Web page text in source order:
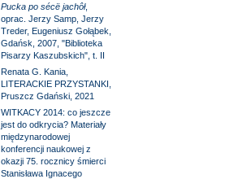
Pucka po sécë jachôł,
oprac. Jerzy Samp, Jerzy
Treder, Eugeniusz Gołąbek,
Gdańsk, 2007, "Biblioteka
Pisarzy Kaszubskich", t. II
Renata G. Kania,
LITERACKIE PRZYSTANKI,
Pruszcz Gdański, 2021
WITKACY 2014: co jeszcze
jest do odkrycia? Materiały
międzynarodowej
konferencji naukowej z
okazji 75. rocznicy śmierci
Stanisława Ignacego